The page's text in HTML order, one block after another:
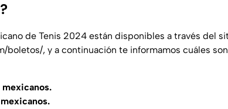
de Tenis 2024 están disponibles a través del
boletos/, y a continuación te informamos cuáles